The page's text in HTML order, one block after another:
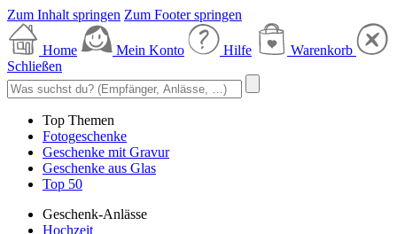
Zum Inhalt springen Zum Footer springen
Home Mein Konto Hilfe
Warenkorb
Schließen
Top Themen
Fotogeschenke
Geschenke mit Gravur
Geschenke aus Glas
Top 50
Geschenk-Anlässe
Hochzeit